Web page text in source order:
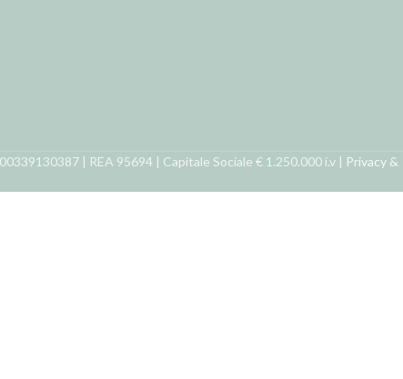
| REA 95694 | Capitale Sociale € 1.250.000 i.v | Privacy &